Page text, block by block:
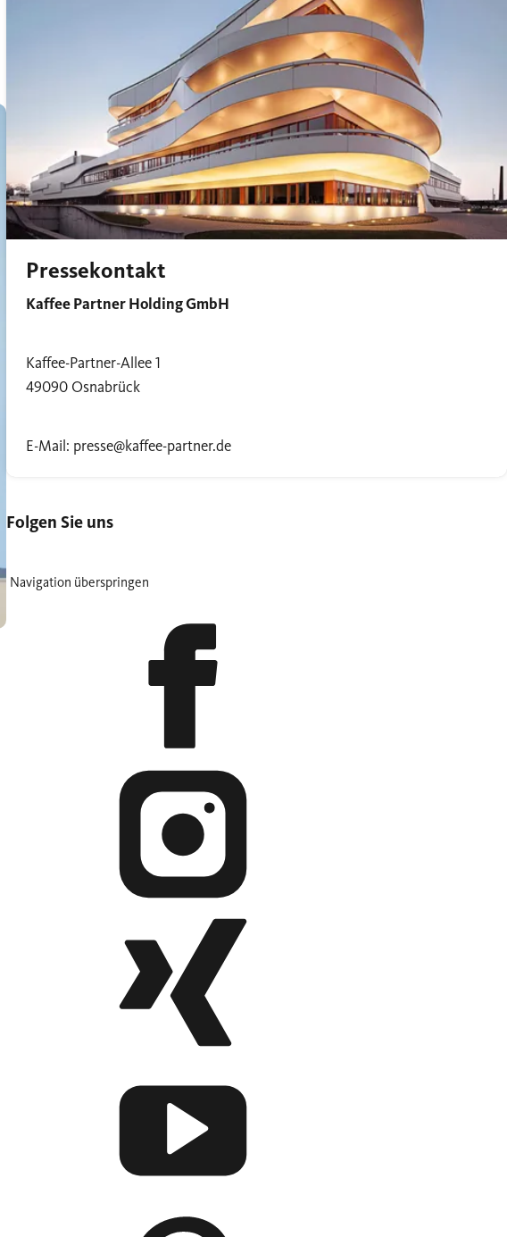
Pressekontakt
Kaffee Partner Holding GmbH
Kaffee-Partner-Allee 1
49090 Osnabrück
E-Mail: presse@kaffee-partner.de
Folgen Sie uns
Navigation überspringen